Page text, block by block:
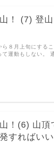
！ (7) 登
ら８月上旬にする
て運動もしない。
！(6) 山頂
すればいい